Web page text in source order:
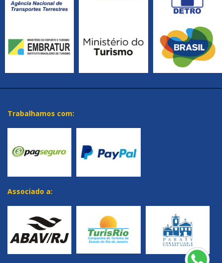
Trabalhamos com:
Associado a: